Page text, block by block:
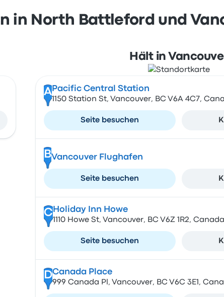
in North Battleford und
Hält in
A Pacific Central Station
1150 Station St, Vancouver, BC V6A 4C7,
Seite besuchen
BVancouver Flughafen
Seite besuchen
CHoliday Inn Howe
1110 Howe St, Vancouver, BC V6Z 1R2, Canada
Seite besuchen
DCanada Place
999 Canada Pl, Vancouver, BC V6C 3E1,